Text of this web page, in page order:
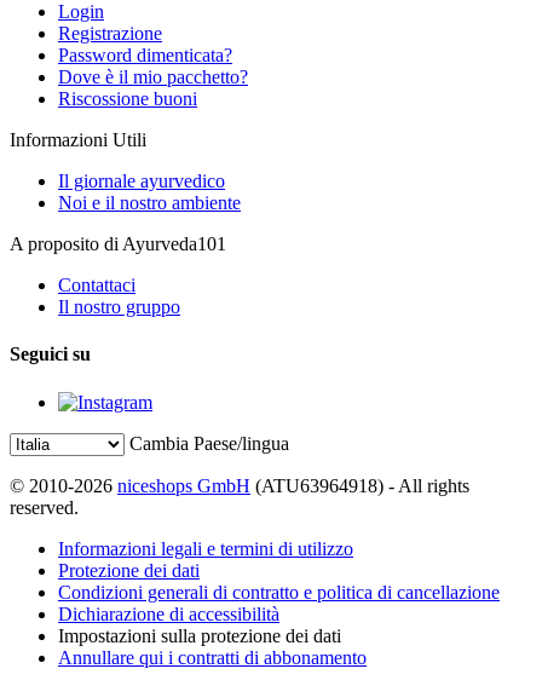
Login
Registrazione
Password dimenticata?
Dove è il mio pacchetto?
Riscossione buoni
Informazioni Utili
Il giornale ayurvedico
Noi e il nostro ambiente
A proposito di Ayurveda101
Contattaci
Il nostro gruppo
Seguici su
Cambia Paese/lingua
© 2010-2026 niceshops GmbH (ATU63964918) - All rights
reserved.
Informazioni legali e termini di utilizzo
Protezione dei dati
Condizioni generali di contratto e politica di cancellazione
Dichiarazione di accessibilità
Impostazioni sulla protezione dei dati
Annullare qui i contratti di abbonamento